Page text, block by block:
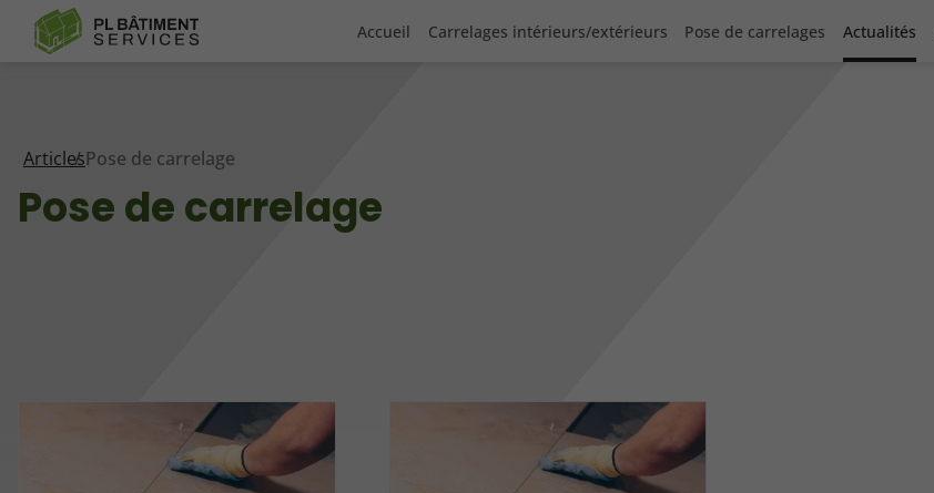
Accueil Carrelages intérieurs/extérieurs Pose de carrelages Actualités
ArticlesPose de carrelage
Pose de carrelage